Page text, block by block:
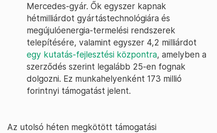
Mercedes-gyár. Ők egyszer kapnak
hétmilliárdot gyártástechnológiára és
megújulóenergia-termelési rendszerek
telepítésére, valamint egyszer 4,2 milliárdot
egy kutatás-fejlesztési központra, amelyben a
szerződés szerint legalább 25-en fognak
dolgozni. Ez munkahelyenként 173 millió
forintnyi támogatást jelent.
Az utolsó héten megkötött támogatási